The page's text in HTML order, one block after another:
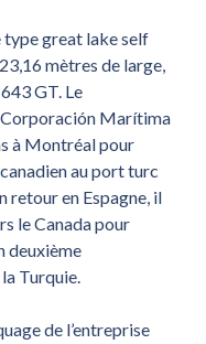
type great lake self
mètres de large,
GT. Le
Marítima
à Montréal pour
au port turc
retour en Espagne, il
le Canada pour
deuxième
Turquie.
de l’entreprise